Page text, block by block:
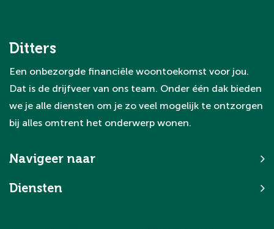
Ditters
Een onbezorgde financiële woontoekomst voor jou.
Dat is de drijfveer van ons team. Onder één dak bieden
we je alle diensten om je zo veel mogelijk te ontzorgen
bij alles omtrent het onderwerp wonen.
Navigeer naar
Diensten